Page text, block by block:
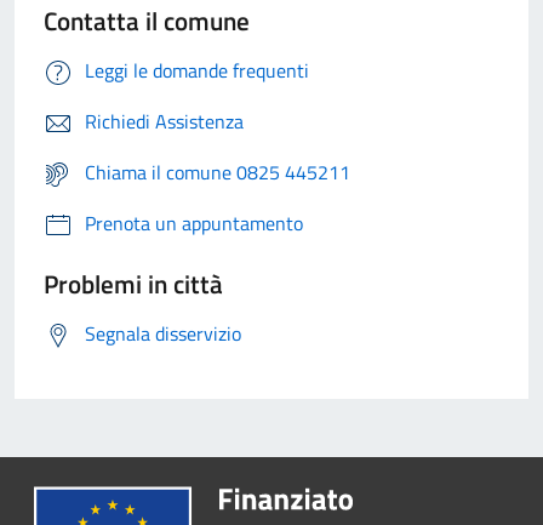
Contatta il comune
Leggi le domande frequenti
Richiedi Assistenza
Chiama il comune 0825 445211
Prenota un appuntamento
Problemi in città
Segnala disservizio